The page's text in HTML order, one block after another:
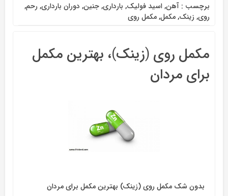
برچسب : ‌آهن,اسید فولیک, بارداری,جنین, دوران بارداری, رحم,
‌روی, زینک,مکمل,مکمل روی
مکمل روی (زینک)، بهترین مکمل
برای مردان
بدون شک مکمل روی (زینک) بهترین مکمل برای مردان